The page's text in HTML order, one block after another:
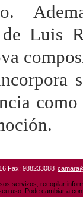
Luis
como
Fax: 988233088
servizos, recopilar
uso. Pode cambiar a